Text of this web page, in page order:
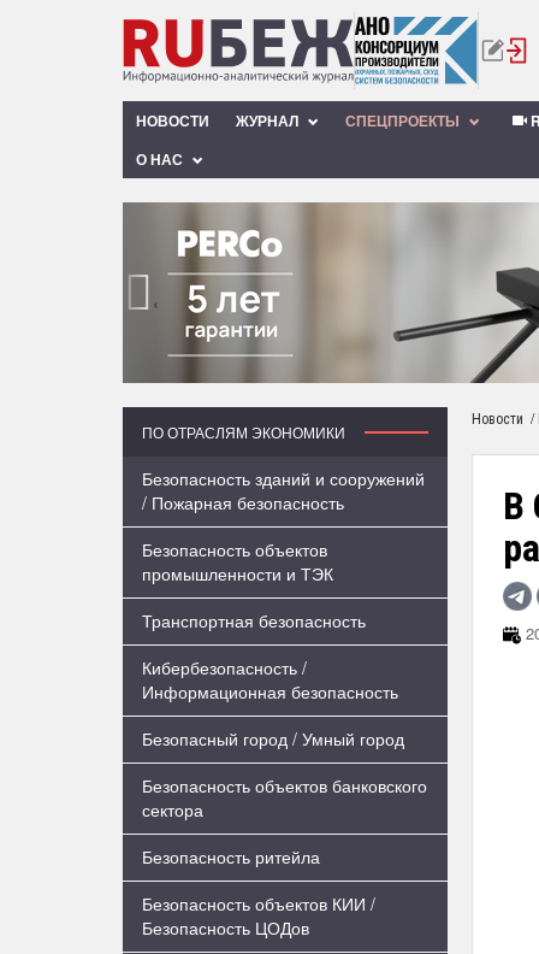
НОВОСТИ ЖУРНАЛ СПЕЦПРОЕКТЫ
О НАС
‹
ПО ОТРАСЛЯМ ЭКОНОМИКИ
Безопасность зданий и сооружений
/ Пожарная безопасность
Безопасность объектов
промышленности и ТЭК
Транспортная безопасность
Кибербезопасность /
Информационная безопасность
Безопасный город / Умный город
Безопасность объектов банковского
сектора
Безопасность ритейла
Безопасность объектов КИИ /
Безопасность ЦОДов
Новости /
В